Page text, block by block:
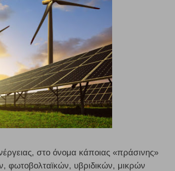
στο όνομα κάποιας «πράσινης»
φωτοβολταϊκών, υβριδικών, μικρών